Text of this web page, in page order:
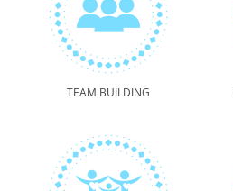
TEAM BUILDING